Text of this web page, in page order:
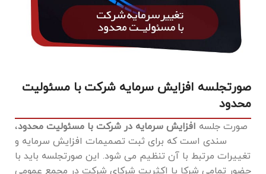
صورتجلسه افزایش سرمایه شرکت با مسئولیت
محدود
صورت جلسه افزایش سرمایه در شرکت با مسئولیت محدود،
سندی است که برای ثبت تصمیمات افزایش سرمایه و
تغییرات مرتبط با آن تنظیم می ‌شود. این صورتجلسه باید با
حضور تمامی شرکا یا اکثریت شرکای شرکت در مجمع عمومی